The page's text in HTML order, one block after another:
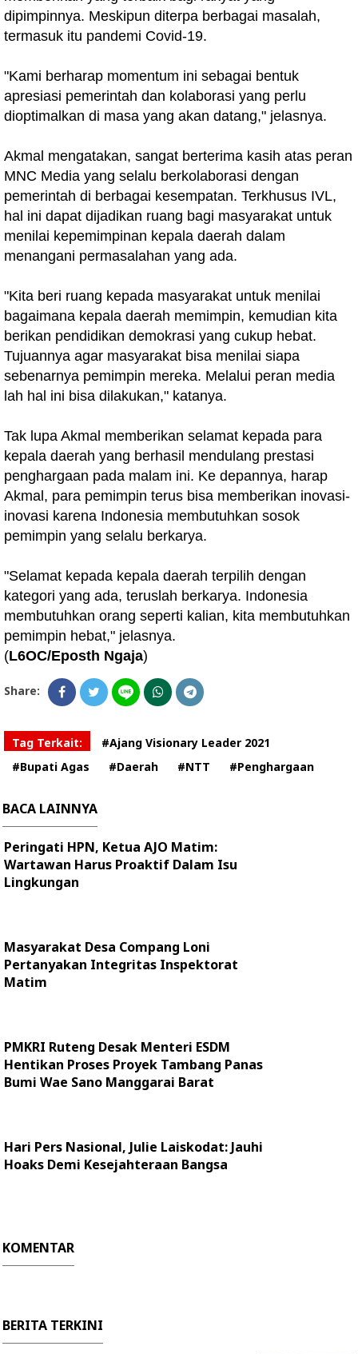
dipimpinnya. Meskipun diterpa berbagai masalah,
termasuk itu pandemi Covid-19.
"Kami berharap momentum ini sebagai bentuk
apresiasi pemerintah dan kolaborasi yang perlu
dioptimalkan di masa yang akan datang," jelasnya.
Akmal mengatakan, sangat berterima kasih atas peran
MNC Media yang selalu berkolaborasi dengan
pemerintah di berbagai kesempatan. Terkhusus IVL,
hal ini dapat dijadikan ruang bagi masyarakat untuk
menilai kepemimpinan kepala daerah dalam
menangani permasalahan yang ada.
"Kita beri ruang kepada masyarakat untuk menilai
bagaimana kepala daerah memimpin, kemudian kita
berikan pendidikan demokrasi yang cukup hebat.
Tujuannya agar masyarakat bisa menilai siapa
sebenarnya pemimpin mereka. Melalui peran media
lah hal ini bisa dilakukan," katanya.
Tak lupa Akmal memberikan selamat kepada para
kepala daerah yang berhasil mendulang prestasi
penghargaan pada malam ini. Ke depannya, harap
Akmal, para pemimpin terus bisa memberikan inovasi-
inovasi karena Indonesia membutuhkan sosok
pemimpin yang selalu berkarya.
"Selamat kepada kepala daerah terpilih dengan
kategori yang ada, teruslah berkarya. Indonesia
membutuhkan orang seperti kalian, kita membutuhkan
pemimpin hebat," jelasnya.
(L6OC/Eposth Ngaja)
Share:
Tag Terkait:
#Ajang Visionary Leader 2021
#Bupati Agas
#Daerah #NTT #Penghargaan
BACA LAINNYA
Peringati HPN, Ketua AJO Matim:
Wartawan Harus Proaktif Dalam Isu
Lingkungan
Masyarakat Desa Compang Loni
Pertanyakan Integritas Inspektorat
Matim
PMKRI Ruteng Desak Menteri ESDM
Hentikan Proses Proyek Tambang Panas
Bumi Wae Sano Manggarai Barat
Hari Pers Nasional, Julie Laiskodat: Jauhi
Hoaks Demi Kesejahteraan Bangsa
KOMENTAR
BERITA TERKINI